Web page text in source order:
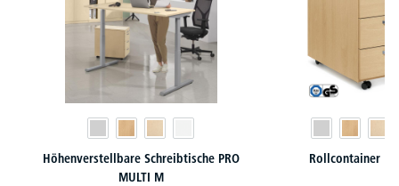
Höhenverstellbare Schreibtische PRO
MULTI M
Rollcontainer